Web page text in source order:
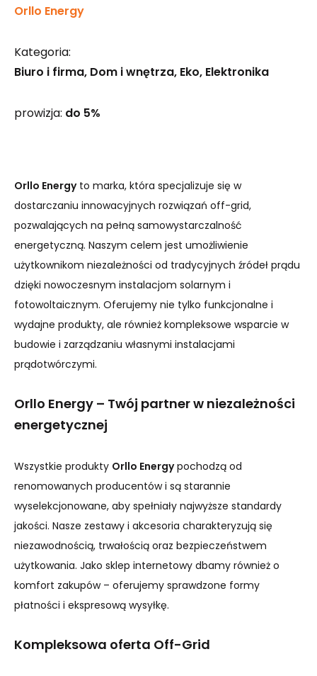
Orllo Energy
Kategoria:
Biuro i firma Dom i wnętrza Eko Elektronika
prowizja: do 5%
Orllo Energyto marka, która specjalizuje się w
dostarczaniu innowacyjnych rozwiązań off-grid,
pozwalających na pełną samowystarczalność
energetyczną. Naszym celem jest umożliwienie
użytkownikom niezależności od tradycyjnych źródeł prądu
dzięki nowoczesnym instalacjom solarnym i
fotowoltaicznym. Oferujemy nie tylko funkcjonalne i
wydajne produkty, ale również kompleksowe wsparcie w
budowie i zarządzaniu własnymi instalacjami
prądotwórczymi.
Orllo Energy – Twój partner w niezależności
energetycznej
Wszystkie produkty Orllo Energypochodzą od
renomowanych producentów i są starannie
wyselekcjonowane, aby spełniały najwyższe standardy
jakości. Nasze zestawy i akcesoria charakteryzują się
niezawodnością, trwałością oraz bezpieczeństwem
użytkowania. Jako sklep internetowy dbamy również o
komfort zakupów – oferujemy sprawdzone formy
płatności i ekspresową wysyłkę.
Kompleksowa oferta Off-Grid